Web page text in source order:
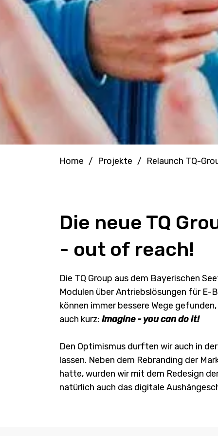
Home / Projekte / Relaunch TQ-
Die neue TQ
- out of reach!
Die TQ Group aus dem Bayerischen
Modulen über Antriebslösungen für
können immer bessere Wege
auch kurz: Imagine - you can do it!
Den Optimismus durften wir auch in
lassen. Neben dem Rebranding der
hatte, wurden wir mit dem Redesign
natürlich auch das digitale